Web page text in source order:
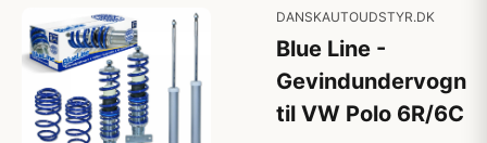
DANSKAUTOUDSTYR.DK
Blue Line -
Gevindundervogn
til VW Polo 6R/6C